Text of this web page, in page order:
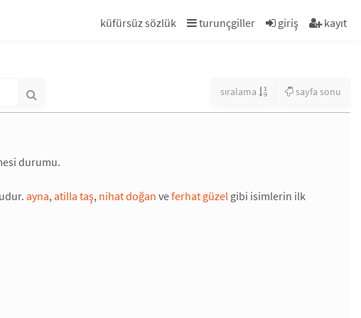
küfürsüz sözlük turunçgiller giriş kayıt
sıralama sayfa sonu
durumu.
ayna,atilla taş, nihat doğan veferhat güzel gibi isimlerin ilk